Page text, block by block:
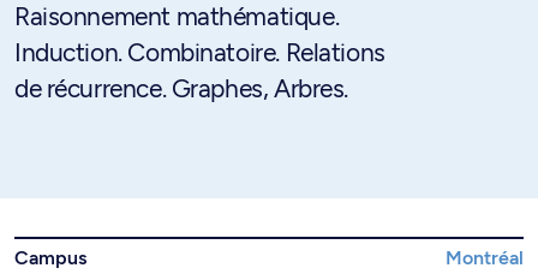
Raisonnement mathématique.
Induction. Combinatoire. Relations
de récurrence. Graphes, Arbres.
Campus
Montréal